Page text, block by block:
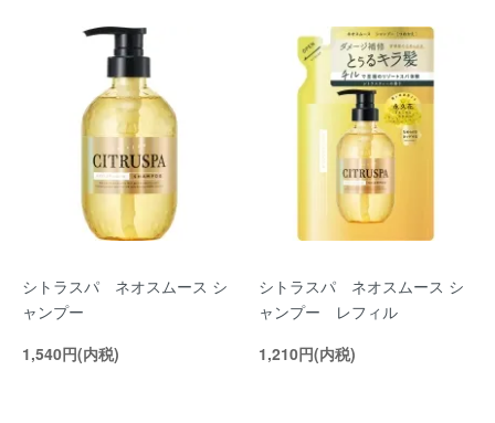
シトラスパ ネオスムース シ
ャンプー
1,540円(内税)
シトラスパ ネオスムース シ
ャンプー レフィル
1,210円(内税)